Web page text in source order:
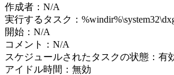
作成者：N/A
実行するタスク：
開始：N/A
コメント：N/A
スケジュールされたタスクの状態：有
アイドル時間：無効